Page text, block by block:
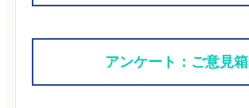
アンケート：ご意見箱